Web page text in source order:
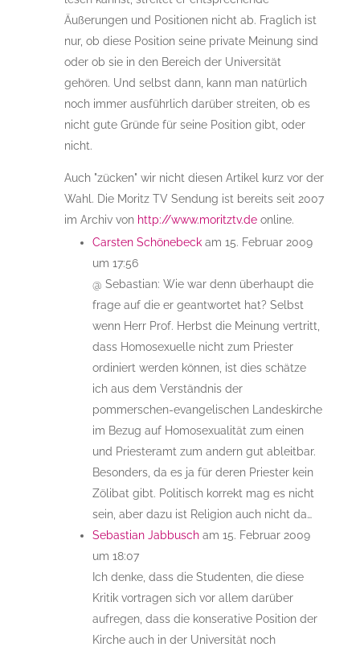
Äußerungen und Positionen nicht ab. Fraglich ist
nur, ob diese Position seine private Meinung sind
oder ob sie in den Bereich der Universität
gehören. Und selbst dann, kann man natürlich
noch immer ausführlich darüber streiten, ob es
nicht gute Gründe für seine Position gibt, oder
nicht.
Auch "zücken" wir nicht diesen Artikel kurz vor der
Wahl. Die Moritz TV Sendung ist bereits seit 2007
im Archiv von http://www.moritztv.deonline.
Carsten Schönebeck am 15. Februar 2009
um 17:56
@ Sebastian: Wie war denn überhaupt die
frage auf die er geantwortet hat? Selbst
wenn Herr Prof. Herbst die Meinung vertritt,
dass Homosexuelle nicht zum Priester
ordiniert werden können, ist dies schätze
ich aus dem Verständnis der
pommerschen-evangelischen Landeskirche
im Bezug auf Homosexualität zum einen
und Priesteramt zum andern gut ableitbar.
Besonders, da es ja für deren Priester kein
Zölibat gibt. Politisch korrekt mag es nicht
sein, aber dazu ist Religion auch nicht da…
Sebastian Jabbusch am 15. Februar 2009
um 18:07
Ich denke, dass die Studenten, die diese
Kritik vortragen sich vor allem darüber
aufregen, dass die konserative Position der
Kirche auch in der Universität noch